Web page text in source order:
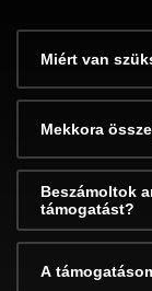
Miért van
Mekkora
Beszámoltok
támogatást?
A